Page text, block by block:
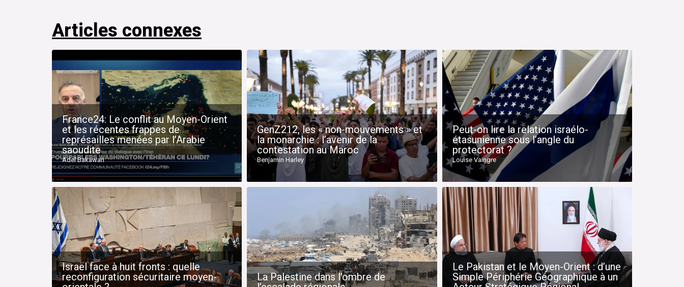
Articles connexes
France24: Le conflit au Moyen-Orient
et les récentes frappes de
représailles menées par l’Arabie
saoudite
Adel Bakawan
GenZ212, les « non-mouvements » et
la monarchie : l’avenir de la
contestation au Maroc
Benjamin Harley
Peut-on lire la relation israélo-
étasunienne sous l’angle du
protectorat ?
Louise Vaingre
Israël face à huit fronts : quelle
reconfiguration sécuritaire moyen-
La Palestine dans l’ombre de
Le Pakistan et le Moyen-Orient : d’une
Simple Périphérie Géographique à un